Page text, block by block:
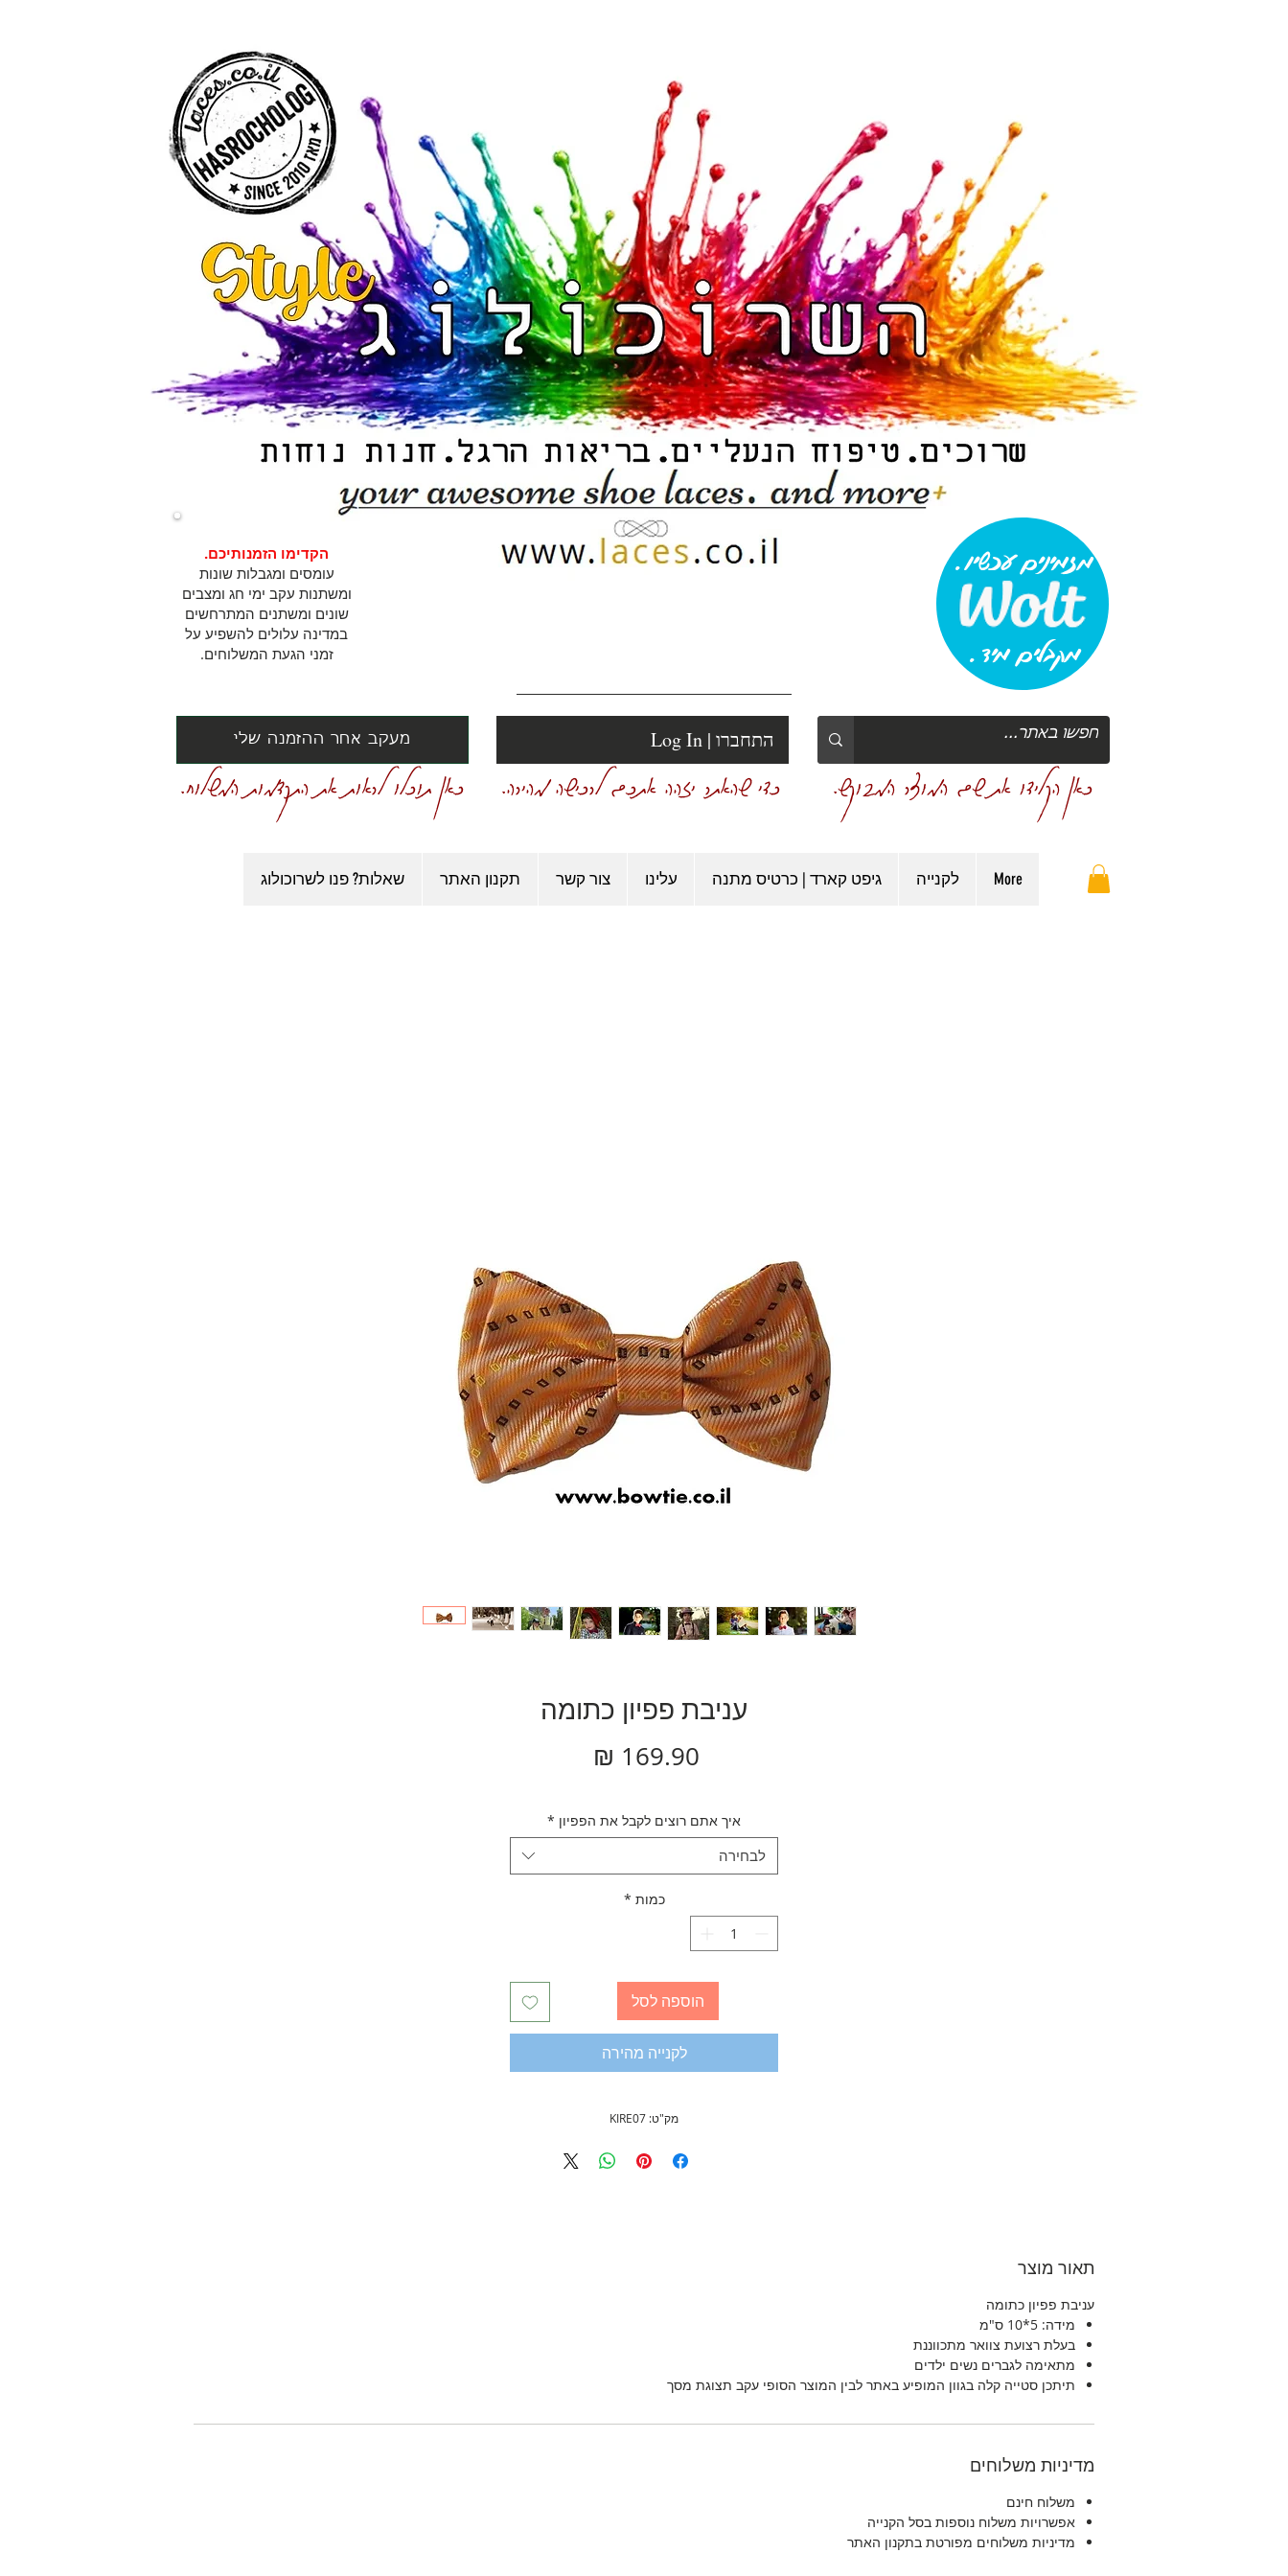
מזמינים עכשיו.
מקבלים מיד.
הקדימו הזמנותיכם.
עומסים ומגבלות שונות
ומשתנות עקב ימי חג ומצבים
שונים ומשתנים המתרחשים
במדינה עלולים להשפיע על
זמני הגעת המשלוחים.
מעקב אחר ההזמנה שלי
כאן תוכלו לראות את התקדמות המשלוח.
Log In | התחברו
כדי שהאתר יזהה אתכם לרכישה מהירה. כאן הקלידו את שם המוצר המבוקש.
שאלות? פנו לשרוכולוג תקנון האתר צור קשר עלינו גיפט קארד | כרטיס מתנה לקנייה More
עניבת פפיון כתומה
איך אתם רוצים לקבל את הפפיון *
לבחירה
כמות *
הוספה לסל
לקנייה מהירה
מק"ט: KIRE07
תאור מוצר
עניבת פפיון כתומה
מידה: 5*10 ס"מ
בעלת רצועת צוואר מתכווננת
מתאימה לגברים נשים ילדים
תיתכן סטייה קלה בגוון המופיע באתר לבין המוצר הסופי עקב תצוגת מסך
מדיניות משלוחים
משלוח חינם
אפשרויות משלוח נוספות בסל הקנייה
מדיניות משלוחים מפורטת בתקנון האתר